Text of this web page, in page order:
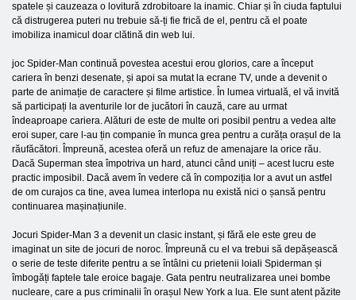
spatele și cauzeaza o lovitură zdrobitoare la inamic. Chiar și în ciuda faptului
că distrugerea puteri nu trebuie să-ți fie frică de el, pentru că el poate
imobiliza inamicul doar clătină din web lui.
joc Spider-Man continuă povestea acestui erou glorios, care a început
cariera în benzi desenate, și apoi sa mutat la ecrane TV, unde a devenit o
parte de animație de caractere și filme artistice. În lumea virtuală, el vă invită
să participați la aventurile lor de jucători în cauză, care au urmat
îndeaproape cariera. Alături de este de multe ori posibil pentru a vedea alte
eroi super, care l-au țin companie în munca grea pentru a curăța orașul de la
răufăcători. Împreună, acestea oferă un refuz de amenajare la orice rău.
Dacă Superman stea împotriva un hard, atunci când uniți – acest lucru este
practic imposibil. Dacă avem în vedere că în compoziția lor a avut un astfel
de om curajos ca tine, avea lumea interlopa nu există nici o șansă pentru
continuarea mașinațiunile.
Jocuri Spider-Man 3 a devenit un clasic instant, și fără ele este greu de
imaginat un site de jocuri de noroc. Împreună cu el va trebui să depășească
o serie de teste diferite pentru a se întâlni cu prietenii loiali Spiderman și
îmbogăți faptele tale eroice bagaje. Gata pentru neutralizarea unei bombe
nucleare, care a pus criminalii în orașul New York a lua. Ele sunt atent păzite